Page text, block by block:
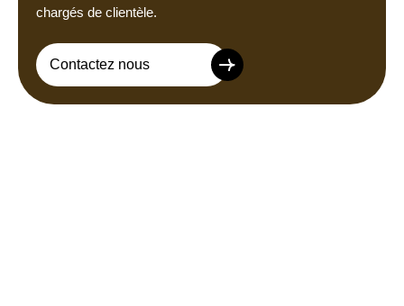
chargés de clientèle.
Contactez nous